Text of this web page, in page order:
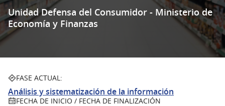
Unidad Defensa del Consumidor - Ministerio de
Economía y Finanzas
FASE ACTUAL:
Análisis y sistematización de la información
FECHA DE INICIO / FECHA DE FINALIZACIÓN